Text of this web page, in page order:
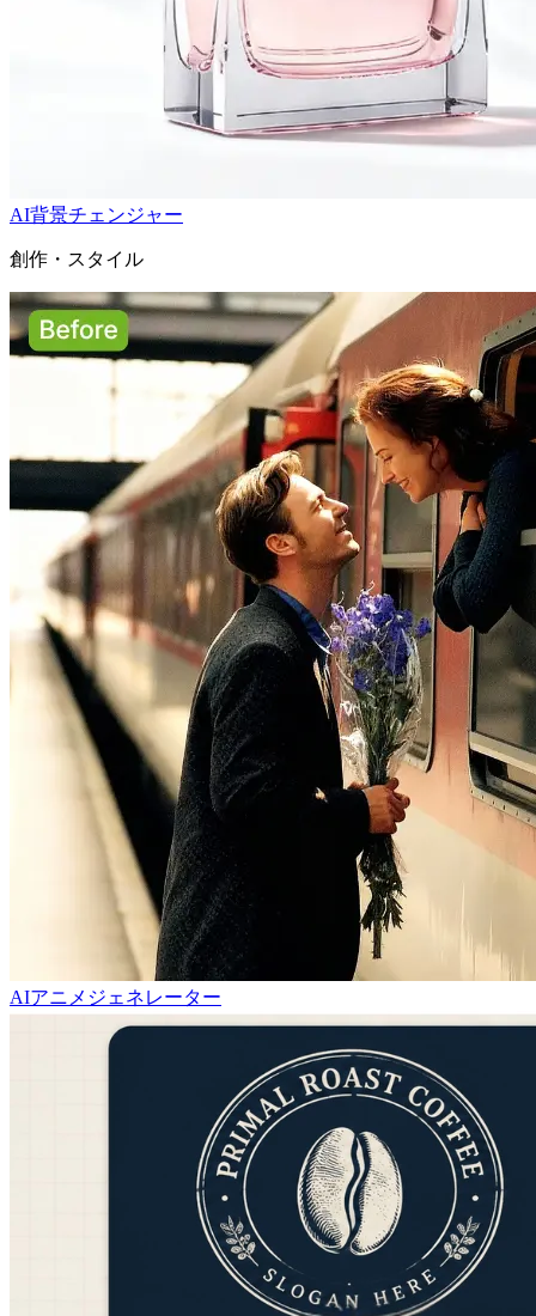
AI背景チェンジャー
創作・スタイル
AIアニメジェネレーター